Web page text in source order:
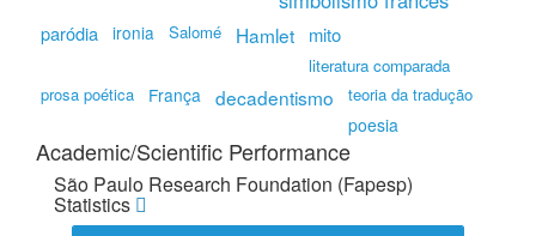
paródia ironia Salomé Hamlet mito
literatura comparada
prosa poética
França decadentismo teoria da tradução
poesia
Academic/Scientific Performance
São Paulo Research Foundation (Fapesp)
Statistics